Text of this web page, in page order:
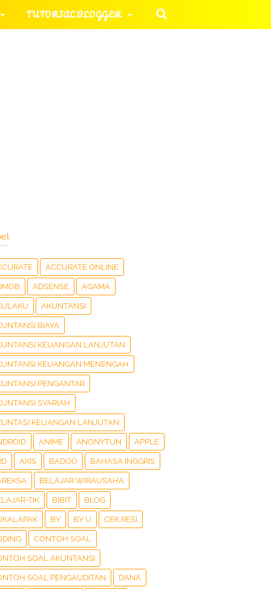
TUTORIAL BLOGGER
ACCURATE ONLINE
ADSENSE AGAMA
AKUNTANSI
BIAYA
KEUANGAN LANJUTAN
KEUANGAN MENENGAH
PENGANTAR
SYARIAH
KEUANGAN LANJUTAN
ANIME ANONYTUN APPLE
AXIS BADOO BAHASA INGGRIS
BELAJAR WIRAUSAHA
TIK BIBIT BLOG
BY BY U CEK RESI
CONTOH SOAL
SOAL AKUNTANSI
SOAL PENGAUDITAN DANA